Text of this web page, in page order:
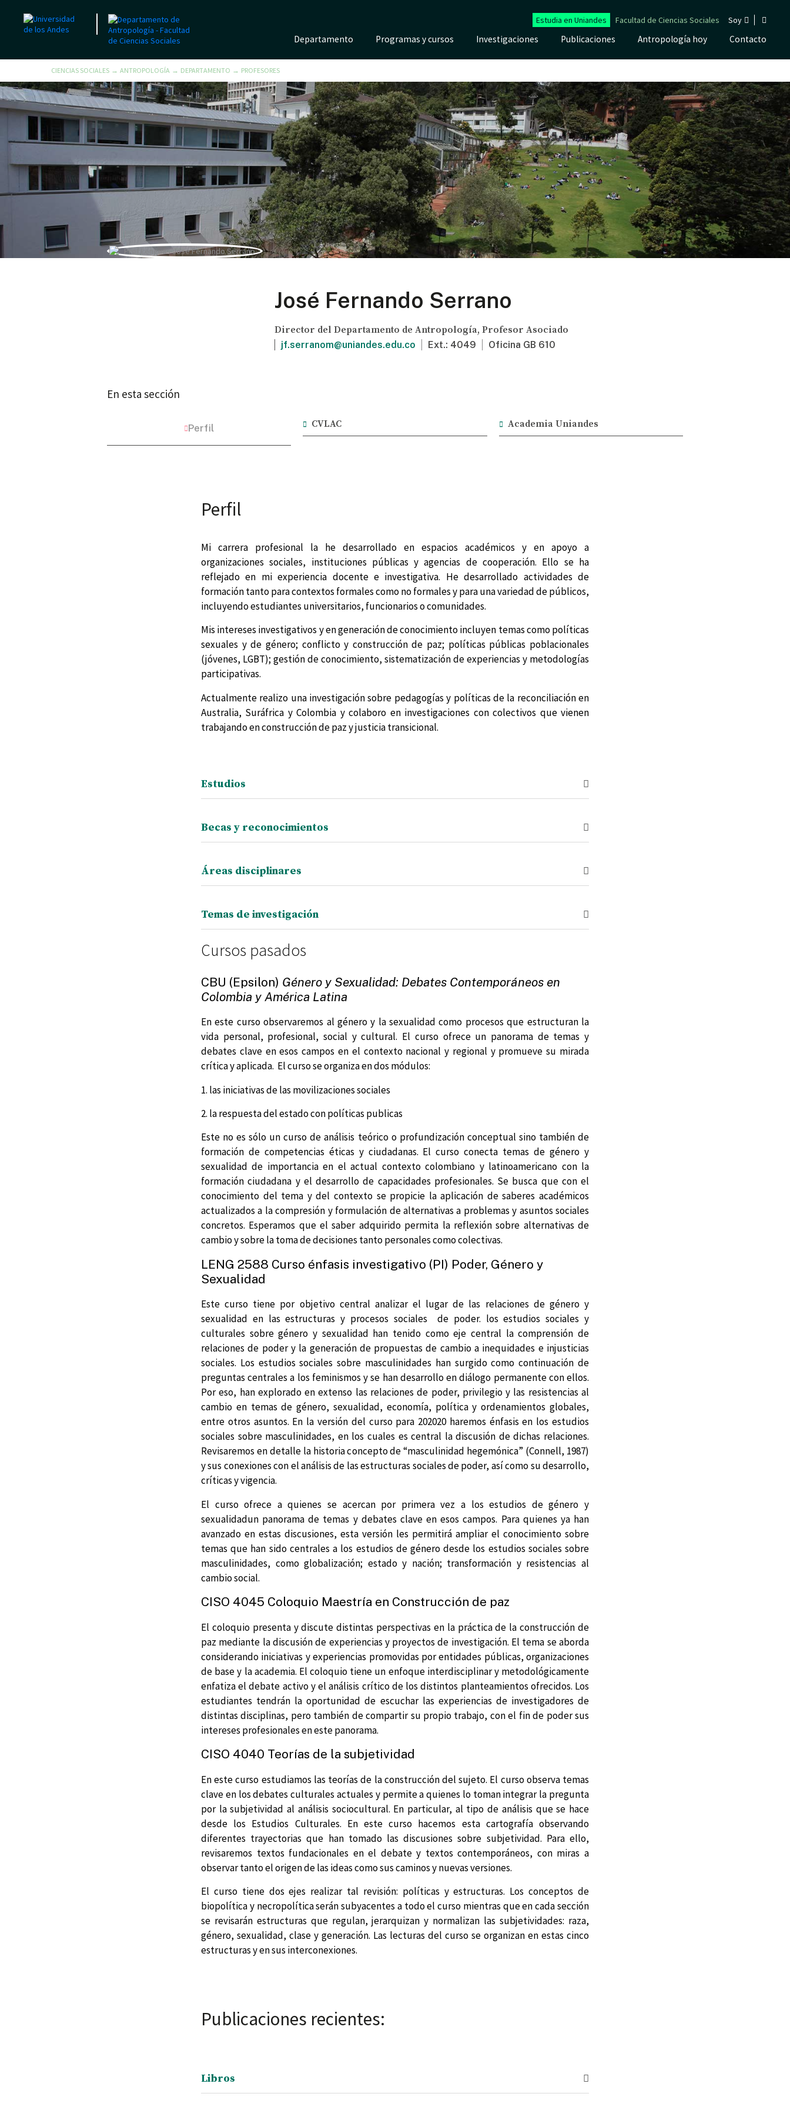
Estudia en Uniandes Facultad de Ciencias Sociales Soy
Departamento Programas y cursos Investigaciones Publicaciones Antropología hoy Contacto
CIENCIAS SOCIALES → ANTROPOLOGÍA → DEPARTAMENTO → PROFESORES
José Fernando Serrano
Director del Departamento de Antropología, Profesor Asociado
jf.serranom@uniandes.edu.co Ext.: 4049 Oficina GB 610
En esta sección
Perfil CVLAC Academia Uniandes
Perfil
Mi carrera profesional la he desarrollado en espacios académicos y en apoyo a
organizaciones sociales, instituciones públicas y agencias de cooperación. Ello se ha
reflejado en mi experiencia docente e investigativa. He desarrollado actividades de
formación tanto para contextos formales como no formales y para una variedad de públicos,
incluyendo estudiantes universitarios, funcionarios o comunidades.
Mis intereses investigativos y en generación de conocimiento incluyen temas como políticas
sexuales y de género; conflicto y construcción de paz; políticas públicas poblacionales
(jóvenes, LGBT); gestión de conocimiento, sistematización de experiencias y metodologías
participativas.
Actualmente realizo una investigación sobre pedagogías y políticas de la reconciliación en
Australia, Suráfrica y Colombia y colaboro en investigaciones con colectivos que vienen
trabajando en construcción de paz y justicia transicional.
Estudios
Becas y reconocimientos
Áreas disciplinares
Temas de investigación
Cursos pasados
CBU (Epsilon) Género y Sexualidad: Debates Contemporáneos en
Colombia y América Latina
En este curso observaremos al género y la sexualidad como procesos que estructuran la
vida personal, profesional, social y cultural. El curso ofrece un panorama de temas y
debates clave en esos campos en el contexto nacional y regional y promueve su mirada
crítica y aplicada. El curso se organiza en dos módulos:
1. las iniciativas de las movilizaciones sociales
2. la respuesta del estado con políticas publicas
Este no es sólo un curso de análisis teórico o profundización conceptual sino también de
formación de competencias éticas y ciudadanas. El curso conecta temas de género y
sexualidad de importancia en el actual contexto colombiano y latinoamericano con la
formación ciudadana y el desarrollo de capacidades profesionales. Se busca que con el
conocimiento del tema y del contexto se propicie la aplicación de saberes académicos
actualizados a la compresión y formulación de alternativas a problemas y asuntos sociales
concretos. Esperamos que el saber adquirido permita la reflexión sobre alternativas de
cambio y sobre la toma de decisiones tanto personales como colectivas.
LENG 2588 Curso énfasis investigativo (PI) Poder, Género y
Sexualidad
Este curso tiene por objetivo central analizar el lugar de las relaciones de género y
sexualidad en las estructuras y procesos sociales de poder. los estudios sociales y
culturales sobre género y sexualidad han tenido como eje central la comprensión de
relaciones de poder y la generación de propuestas de cambio a inequidades e injusticias
sociales. Los estudios sociales sobre masculinidades han surgido como continuación de
preguntas centrales a los feminismos y se han desarrollo en diálogo permanente con ellos.
Por eso, han explorado en extenso las relaciones de poder, privilegio y las resistencias al
cambio en temas de género, sexualidad, economía, política y ordenamientos globales,
entre otros asuntos. En la versión del curso para 202020 haremos énfasis en los estudios
sociales sobre masculinidades, en los cuales es central la discusión de dichas relaciones.
Revisaremos en detalle la historia concepto de “masculinidad hegemónica” (Connell, 1987)
y sus conexiones con el análisis de las estructuras sociales de poder, así como su desarrollo,
críticas y vigencia.
El curso ofrece a quienes se acercan por primera vez a los estudios de género y
sexualidadun panorama de temas y debates clave en esos campos. Para quienes ya han
avanzado en estas discusiones, esta versión les permitirá ampliar el conocimiento sobre
temas que han sido centrales a los estudios de género desde los estudios sociales sobre
masculinidades, como globalización; estado y nación; transformación y resistencias al
cambio social.
CISO 4045 Coloquio Maestría en Construcción de paz
El coloquio presenta y discute distintas perspectivas en la práctica de la construcción de
paz mediante la discusión de experiencias y proyectos de investigación. El tema se aborda
considerando iniciativas y experiencias promovidas por entidades públicas, organizaciones
de base y la academia. El coloquio tiene un enfoque interdisciplinar y metodológicamente
enfatiza el debate activo y el análisis crítico de los distintos planteamientos ofrecidos. Los
estudiantes tendrán la oportunidad de escuchar las experiencias de investigadores de
distintas disciplinas, pero también de compartir su propio trabajo, con el fin de poder sus
intereses profesionales en este panorama.
CISO 4040 Teorías de la subjetividad
En este curso estudiamos las teorías de la construcción del sujeto. El curso observa temas
clave en los debates culturales actuales y permite a quienes lo toman integrar la pregunta
por la subjetividad al análisis sociocultural. En particular, al tipo de análisis que se hace
desde los Estudios Culturales. En este curso hacemos esta cartografía observando
diferentes trayectorias que han tomado las discusiones sobre subjetividad. Para ello,
revisaremos textos fundacionales en el debate y textos contemporáneos, con miras a
observar tanto el origen de las ideas como sus caminos y nuevas versiones.
El curso tiene dos ejes realizar tal revisión: políticas y estructuras. Los conceptos de
biopolítica y necropolítica serán subyacentes a todo el curso mientras que en cada sección
se revisarán estructuras que regulan, jerarquizan y normalizan las subjetividades: raza,
género, sexualidad, clase y generación. Las lecturas del curso se organizan en estas cinco
estructuras y en sus interconexiones.
Publicaciones recientes:
Libros